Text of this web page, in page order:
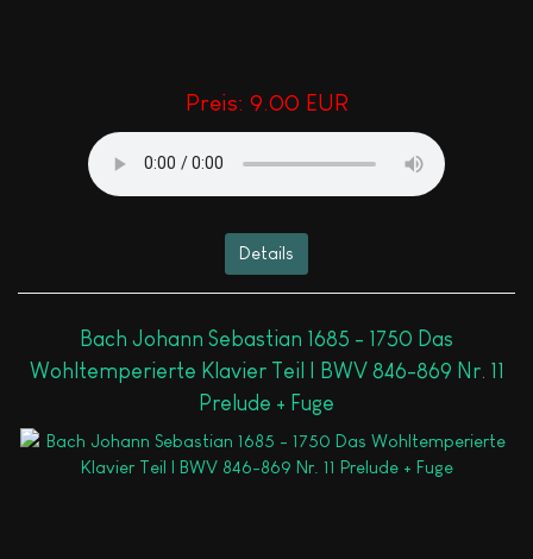
Preis: 9.00 EUR
Details
Bach Johann Sebastian 1685 - 1750 Das
Wohltemperierte Klavier Teil I BWV 846-869 Nr. 11
Prelude + Fuge